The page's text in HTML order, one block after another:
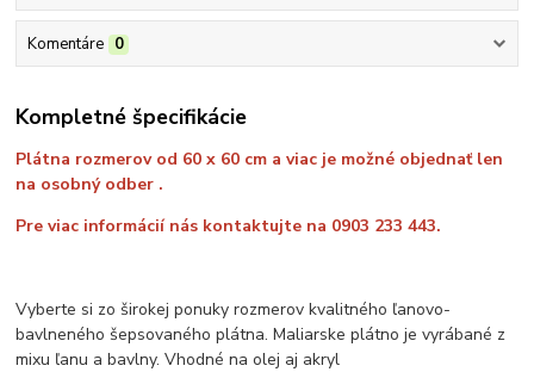
Komentáre 0
Kompletné špecifikácie
Plátna rozmerov od 60 x 60 cm a viac je možné objednať len
na osobný odber .
Pre viac informácií nás kontaktujte na 0903 233 443.
Vyberte si zo širokej ponuky rozmerov kvalitného ľanovo-
bavlneného šepsovaného plátna. Maliarske plátno je vyrábané z
mixu ľanu a bavlny. Vhodné na olej aj akryl